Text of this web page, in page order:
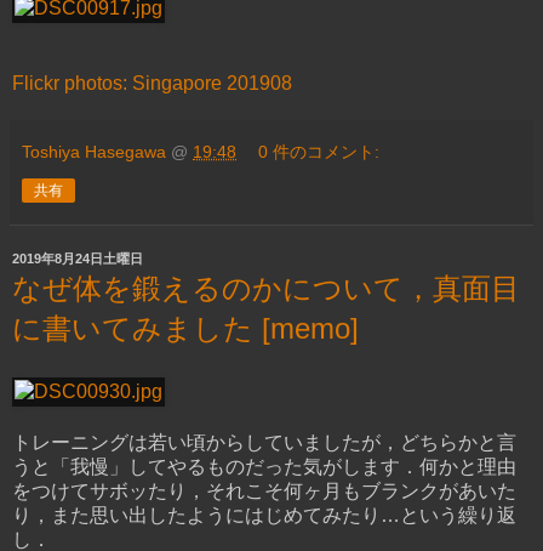
Flickr photos: Singapore 201908
Toshiya Hasegawa @ 19:48 0 件のコメント:
共有
2019年8月24日土曜日
なぜ体を鍛えるのかについて，真面目
に書いてみました [memo]
トレーニングは若い頃からしていましたが，どちらかと言
うと「我慢」してやるものだった気がします．何かと理由
をつけてサボッたり，それこそ何ヶ月もブランクがあいた
り，また思い出したようにはじめてみたり…という繰り返
し．